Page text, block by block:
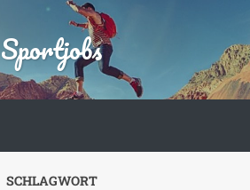
Sportjobs
SCHLAGWORT